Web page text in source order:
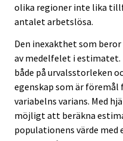
olika regioner inte lika
antalet arbetslösa.
Den inexakthet som
av medelfelet i
både på urvalsstorleken
egenskap som är föremål
variabelns varians. Med
möjligt att beräkna
populationens värde med